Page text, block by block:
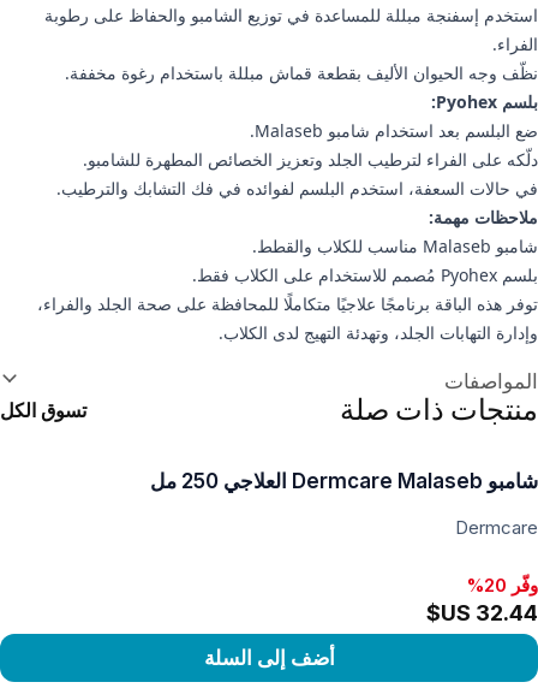
استخدم إسفنجة مبللة للمساعدة في توزيع الشامبو والحفاظ على رطوبة
الفراء.
نظّف وجه الحيوان الأليف بقطعة قماش مبللة باستخدام رغوة مخففة.
بلسم Pyohex:
ضع البلسم بعد استخدام شامبو Malaseb.
دلّكه على الفراء لترطيب الجلد وتعزيز الخصائص المطهرة للشامبو.
في حالات السعفة، استخدم البلسم لفوائده في فك التشابك والترطيب.
ملاحظات مهمة:
شامبو Malaseb مناسب للكلاب والقطط.
بلسم Pyohex مُصمم للاستخدام على الكلاب فقط.
توفر هذه الباقة برنامجًا علاجيًا متكاملًا للمحافظة على صحة الجلد والفراء،
وإدارة التهابات الجلد، وتهدئة التهيج لدى الكلاب.
المواصفات
منتجات ذات صلة تسوق الكل
شامبو Dermcare Malaseb العلاجي 250 مل
Dermcare
وفّر 20%
أضف إلى السلة
وفّر 20%, ‏95.17 US$